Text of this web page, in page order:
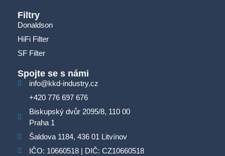
Filtry
Donaldson
HiFi Filter
SF Filter
Spojte se s námi
info@kkd-industry.cz
+420 776 697 676
Biskupský dvůr 2095/8, 110 00
Praha 1
Šaldova 1184, 436 01 Litvínov
IČO: 10660518 | DIČ: CZ10660518